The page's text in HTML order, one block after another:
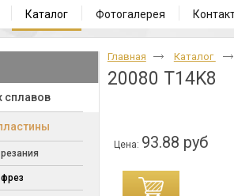
Каталог Фотогалерея
сплавов
Главная Каталог
20080 T14K8
Цена: 93.88 руб